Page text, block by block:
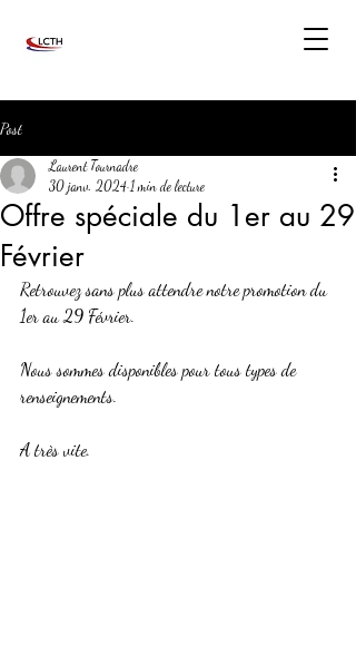
Post
Offre spéciale du 1er au 29
Février
Laurent Tournadre
30 janv. 2024 1 min de lecture
Retrouvez sans plus attendre notre promotion du
1er au 29 Février.
Nous sommes disponibles pour tous types de
renseignements.
A très vite.